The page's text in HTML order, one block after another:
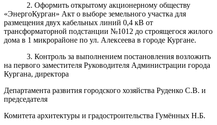
2. Оформить открытому акционерному обществу
«ЭнергоКурган» Акт о выборе земельного участка для
размещения двух кабельных линий 0,4 кВ от
трансформаторной подстанции №1012 до строящегося жилого
дома в 1 микрорайоне по ул. Алексеева в городе Кургане.
3. Контроль за выполнением постановления возложить
на первого заместителя Руководителя Администрации города
Кургана, директора
Департамента развития городского хозяйства Руденко С.В. и
председателя
Комитета архитектуры и градостроительства Гумённых Н.Б.